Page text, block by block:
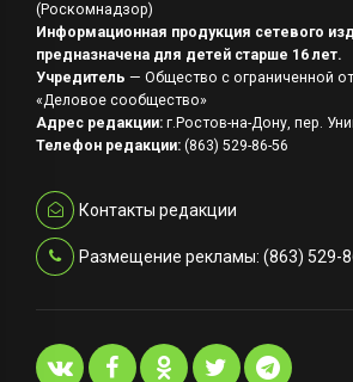
(Роскомнадзор)
Информационная продукция сетевого
предназначена для детей старше 16 лет.
Учредитель — Общество с ограниченной
«Деловое сообщество»
Адрес редакции: г.Ростов-на-Дону, пер.
Телефон редакции: (863) 529-86-56
Контакты редакции
Размещение рекламы: (863) 529-